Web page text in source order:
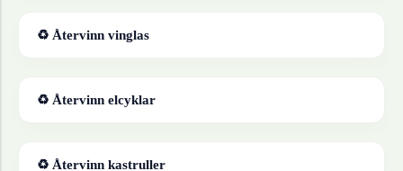
♻ Återvinn vinglas
♻ Återvinn elcyklar
♻ Återvinn kastruller